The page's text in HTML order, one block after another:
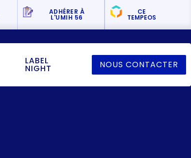
ADHÉRER À
L'UMIH 56
CE
TEMPEOS
LABEL
NIGHT NOUS CONTACTER